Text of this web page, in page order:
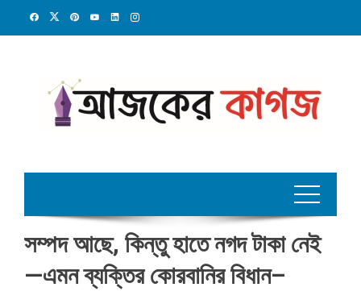
সম্পদ আছে, কিন্তু হাতে নগদ টাকা নেই
—এমন ব্যক্তির কোরবানির বিধান–